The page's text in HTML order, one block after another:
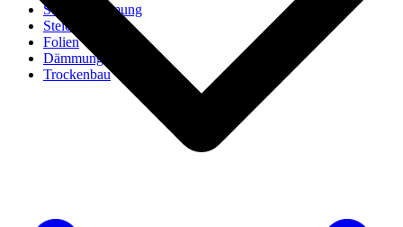
Steico Dämmung
Steico Zubehör
Folien
Dämmung
Trockenbau